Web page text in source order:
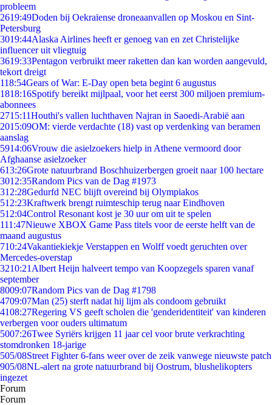
probleem
2619:49Doden bij Oekraïense droneaanvallen op Moskou en Sint-
Petersburg
3019:44Alaska Airlines heeft er genoeg van en zet Christelijke
influencer uit vliegtuig
3619:33Pentagon verbruikt meer raketten dan kan worden aangevuld,
tekort dreigt
118:54Gears of War: E-Day open beta begint 6 augustus
1818:16Spotify bereikt mijlpaal, voor het eerst 300 miljoen premium-
abonnees
2715:11Houthi's vallen luchthaven Najran in Saoedi-Arabië aan
2015:09OM: vierde verdachte (18) vast op verdenking van beramen
aanslag
5914:06Vrouw die asielzoekers hielp in Athene vermoord door
Afghaanse asielzoeker
613:26Grote natuurbrand Boschhuizerbergen groeit naar 100 hectare
3012:35Random Pics van de Dag #1973
312:28Gedurfd NEC blijft overeind bij Olympiakos
512:23Kraftwerk brengt ruimteschip terug naar Eindhoven
512:04Control Resonant kost je 30 uur om uit te spelen
111:47Nieuwe XBOX Game Pass titels voor de eerste helft van de
maand augustus
710:24Vakantiekiekje Verstappen en Wolff voedt geruchten over
Mercedes-overstap
3210:21 Albert Heijn halveert tempo van Koopzegels sparen vanaf
september
8009:07Random Pics van de Dag #1798
4709:07Man (25) sterft nadat hij lijm als condoom gebruikt
4108:27Regering VS geeft scholen die 'genderidentiteit' van kinderen
verbergen voor ouders ultimatum
5007:26Twee Syriërs krijgen 11 jaar cel voor brute verkrachting
stomdronken 18-jarige
505/08Street Fighter 6-fans weer over de zeik vanwege nieuwste patch
905/08NL-alert na grote natuurbrand bij Oostrum, blushelikopters
ingezet
Forum
Forum